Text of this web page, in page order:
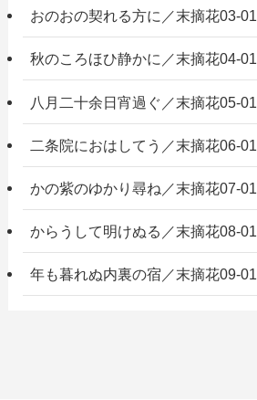
おのおの契れる方に／末摘花03-01
秋のころほひ静かに／末摘花04-01
八月二十余日宵過ぐ／末摘花05-01
二条院におはしてう／末摘花06-01
かの紫のゆかり尋ね／末摘花07-01
からうして明けぬる／末摘花08-01
年も暮れぬ内裏の宿／末摘花09-01